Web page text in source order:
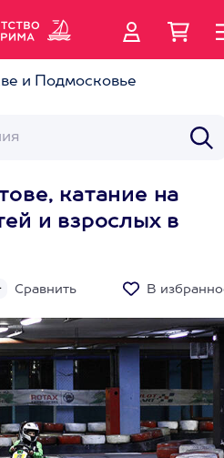
и Подмосковье
катание на
и взрослых в
Сравнить В